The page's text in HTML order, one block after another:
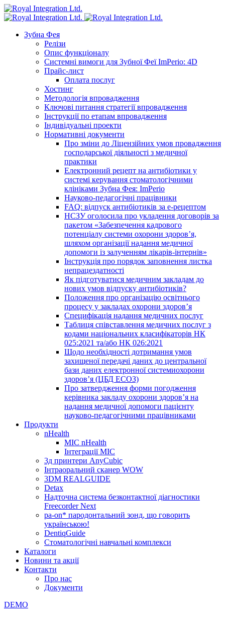
Зубна Фея
Релізи
Опис функціоналу
Системні вимоги для Зубної Феї ImPerio: 4D
Прайс-лист
Оплата послуг
Хостинг
Методологія впровадження
Ключові питання стратегії впровадження
Інструкції по етапам впровадження
Індивідуальні проекти
Нормативні документи
Про зміни до Ліцензійних умов провадження
господарської діяльності з медичної
практики
Електронний рецепт на антибіотики у
системі керування стоматологічними
клініками Зубна Фея: ImPerio
Науково-педагогічні працівники
FAQ: відпуск антибіотиків за е-рецептом
НСЗУ оголосила про укладення договорів за
пакетом «Забезпечення кадрового
потенціалу системи охорони здоров’я,
шляхом організації надання медичної
допомоги із залученням лікарів-інтернів»
Інструкція про порядок заповнення листка
непрацездатності
Як підготуватися медичним закладам до
нових умов відпуску антибіотиків?
Положення про організацію освітнього
процесу у закладах охорони здоров’я
Специфікація надання медичних послуг
Таблиця співставлення медичних послуг з
кодами національних класифікаторів НК
025:2021 та/або НК 026:2021
Щодо необхідності дотримання умов
захищеної передачі даних до центральної
бази даних електронної системиохорони
здоров’я (ЦБД ЕСОЗ)
Про затвердження форми погодження
керівника закладу охорони здоров’я на
надання медичної допомоги пацієнту
науково-педагогічними працівниками
Продукти
nHealth
МІС nHealth
Інтеграції МІС
3д принтери AnyCubic
Інтраоральний сканер WOW
3DM REALGUIDE
Detax
Надточна система безконтактної діагностики
Freecorder Next
pa-on* пародонтальний зонд, що говорить
українською!
DentiqGuide
Стоматологічні навчальні комплекси
Каталоги
Новини та акції
Контакти
Про нас
Документи
DEMO